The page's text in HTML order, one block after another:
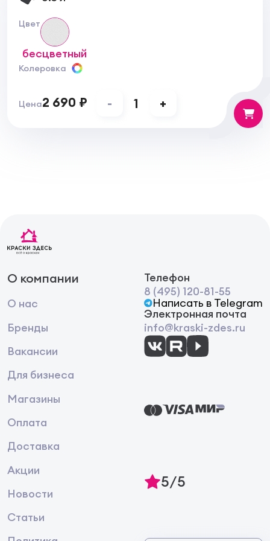
Затем выровняйте пальцем или шпателем. Спустя
4 часа поверхность необходимо отшлифовать.
Перед монтажом оконных рам грунт можно
нанести на части балкона, для защиты
деревянных поверхностей от влаги.
ВНИМАНИЕ: Рекомендуется проводить работы с
Храните материал в плотно закрытой таре, в
помещении. Беречь от замерзания, нагревания,
Цвет
бесцветный
Колеровка
Цена2 690 ₽ - 1 +
О компании
О нас
Бренды
Вакансии
Для бизнеса
Магазины
Оплата
Доставка
Акции
Новости
Статьи
Телефон
8 (495) 120-81-55
Написать в Telegram
Электронная почта
info@kraski-zdes.ru
5/5